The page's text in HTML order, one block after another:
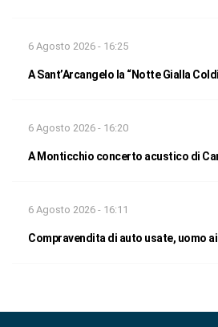
6 Agosto 2026 - 16:25
A Sant’Arcangelo la “Notte Gialla
6 Agosto 2026 - 16:20
A Monticchio concerto acustico di
6 Agosto 2026 - 16:11
Compravendita di auto usate, uomo